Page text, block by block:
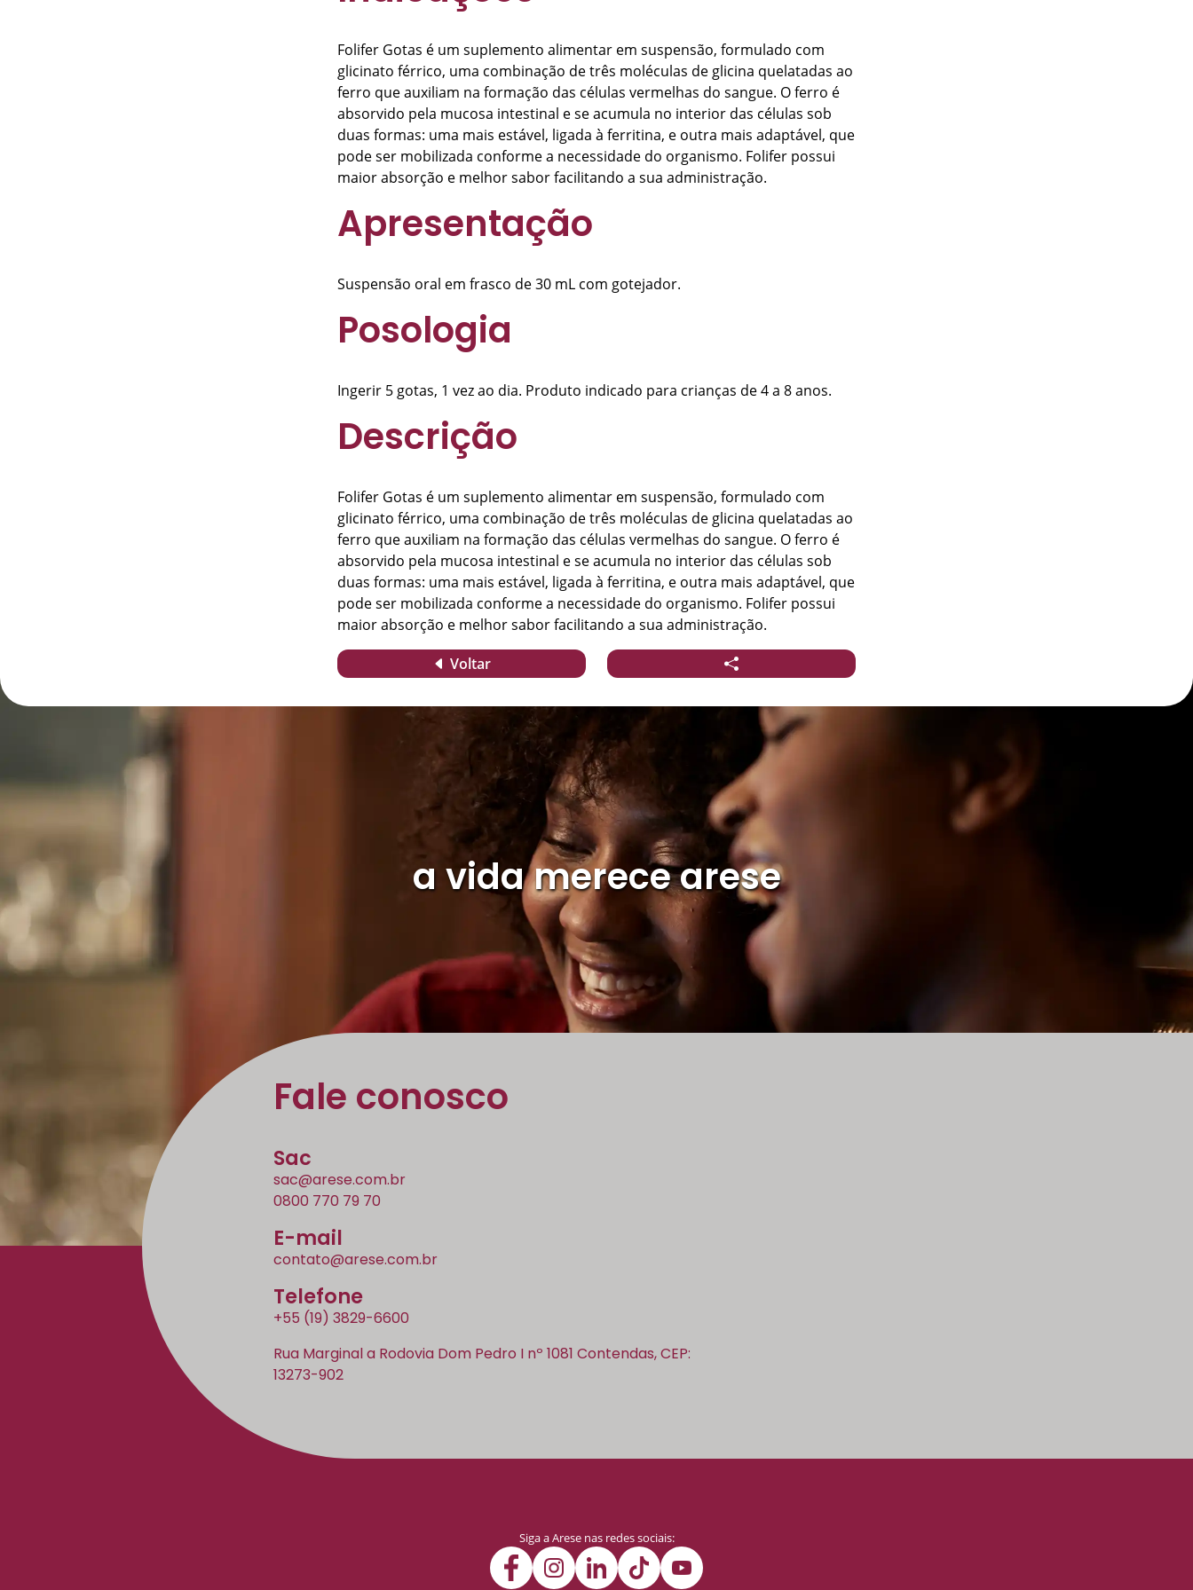
Folifer Gotas é um suplemento alimentar em suspensão, formulado com
glicinato férrico, uma combinação de três moléculas de glicina quelatadas ao
ferro que auxiliam na formação das células vermelhas do sangue. O ferro é
absorvido pela mucosa intestinal e se acumula no interior das células sob
duas formas: uma mais estável, ligada à ferritina, e outra mais adaptável, que
pode ser mobilizada conforme a necessidade do organismo. Folifer possui
maior absorção e melhor sabor facilitando a sua administração.
Apresentação
Suspensão oral em frasco de 30 mL com gotejador.
Posologia
Ingerir 5 gotas, 1 vez ao dia. Produto indicado para crianças de 4 a 8 anos.
Descrição
Folifer Gotas é um suplemento alimentar em suspensão, formulado com
glicinato férrico, uma combinação de três moléculas de glicina quelatadas ao
ferro que auxiliam na formação das células vermelhas do sangue. O ferro é
absorvido pela mucosa intestinal e se acumula no interior das células sob
duas formas: uma mais estável, ligada à ferritina, e outra mais adaptável, que
pode ser mobilizada conforme a necessidade do organismo. Folifer possui
maior absorção e melhor sabor facilitando a sua administração.
Voltar
a vida merece arese
Fale conosco
Sac
sac@arese.com.br
0800 770 79 70
E-mail
contato@arese.com.br
Telefone
+55 (19) 3829-6600
Rua Marginal a Rodovia Dom Pedro I nº 1081 Contendas, CEP:
13273-902
Siga a Arese nas redes sociais: